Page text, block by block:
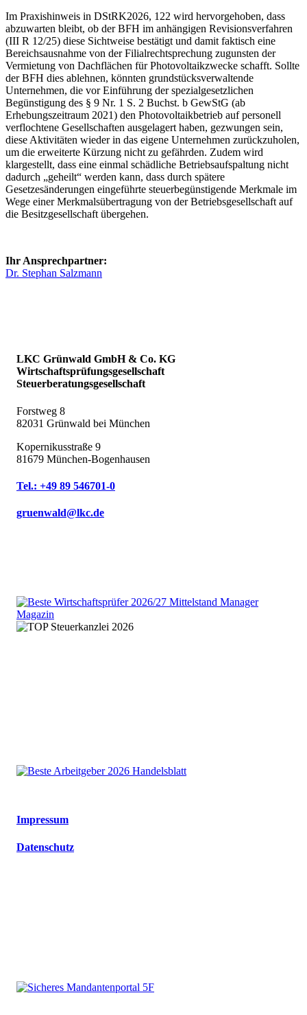
Im Praxishinweis in DStRK2026, 122 wird hervorgehoben, dass
abzuwarten bleibt, ob der BFH im anhängigen Revisionsverfahren
(III R 12/25) diese Sichtweise bestätigt und damit faktisch eine
Bereichsausnahme von der Filialrechtsprechung zugunsten der
Vermietung von Dachflächen für Photovoltaikzwecke schafft. Sollte
der BFH dies ablehnen, könnten grundstücksverwaltende
Unternehmen, die vor Einführung der spezialgesetzlichen
Begünstigung des § 9 Nr. 1 S. 2 Buchst. b GewStG (ab
Erhebungszeitraum 2021) den Photovoltaikbetrieb auf personell
verflochtene Gesellschaften ausgelagert haben, gezwungen sein,
diese Aktivitäten wieder in das eigene Unternehmen zurückzuholen,
um die erweiterte Kürzung nicht zu gefährden. Zudem wird
klargestellt, dass eine einmal schädliche Betriebsaufspaltung nicht
dadurch „geheilt“ werden kann, dass durch spätere
Gesetzesänderungen eingeführte steuerbegünstigende Merkmale im
Wege einer Merkmalsübertragung von der Betriebsgesellschaft auf
die Besitzgesellschaft übergehen.
Ihr Ansprechpartner:
Dr. Stephan Salzmann
LKC Grünwald GmbH & Co. KG
Wirtschaftsprüfungsgesellschaft
Steuerberatungsgesellschaft
Forstweg 8
82031 Grünwald bei München
Kopernikusstraße 9
81679 München-Bogenhausen
Tel.: +49 89 546701-0
gruenwald@lkc.de
Impressum
Datenschutz